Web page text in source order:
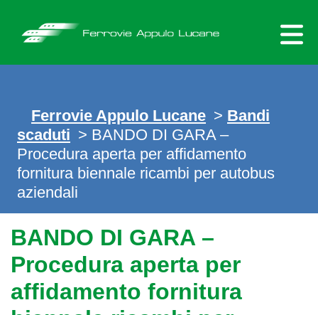
content
Ferrovie Appulo Lucane > Bandi
scaduti > BANDO DI GARA –
Procedura aperta per affidamento
fornitura biennale ricambi per autobus
aziendali
BANDO DI GARA –
Procedura aperta per
affidamento fornitura